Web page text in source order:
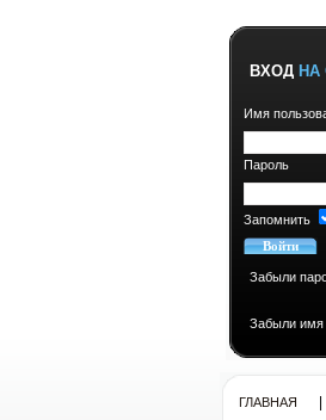
ВХОД НА
Имя
Пароль
Запомнить
Забыли
Забыли имя
ГЛАВНАЯ